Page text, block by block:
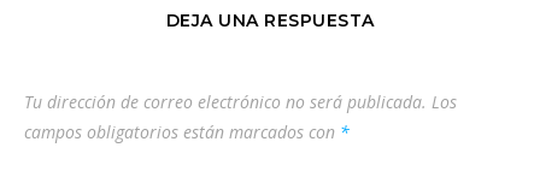
DEJA UNA RESPUESTA
Tu dirección de correo electrónico no será publicada. Los
campos obligatorios están marcados con *